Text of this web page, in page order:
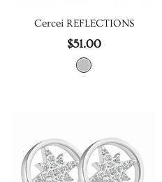
Cercei REFLECTIONS
$51.00